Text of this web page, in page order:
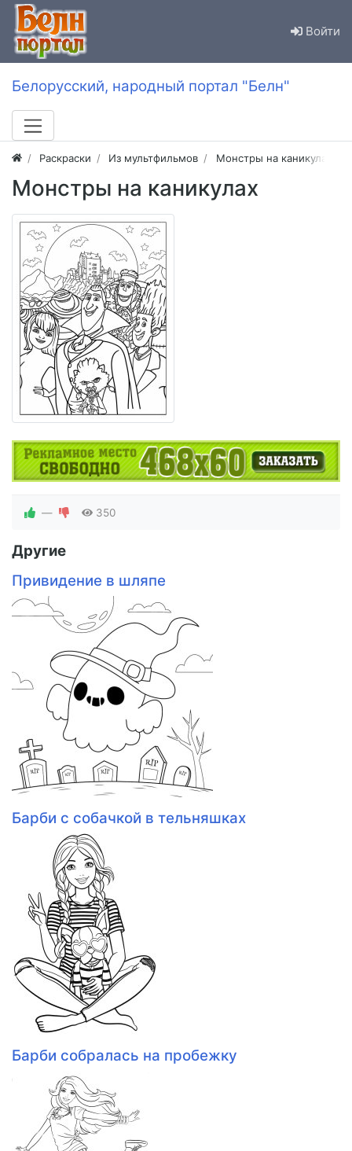
Войти
Белорусский, народный портал "Белн"
Раскраски Из мультфильмов Монстры на каникулах
Монстры на каникулах
— 350
Другие
Привидение в шляпе
Барби с собачкой в тельняшках
Барби собралась на пробежку